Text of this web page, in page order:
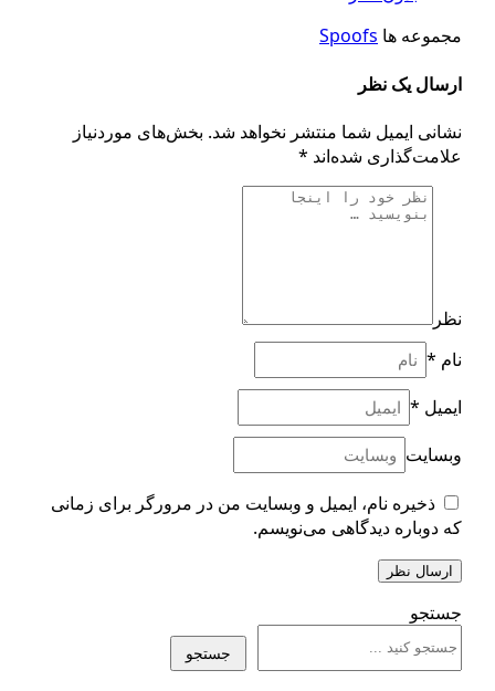
هاSpoofs
یک نظر
ایمیل شما منتشر نخواهد شد.بخش‌های موردنیاز
شده‌اند*
ذخیره نام، ایمیل و وبسایت من در مرورگر برای زمانی
دیدگاهی می‌نویسم.